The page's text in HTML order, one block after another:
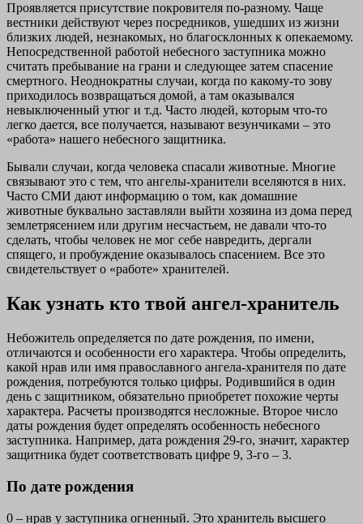
Проявляется присутствие покровителя по-разному. Чаще
вестники действуют через посредников, ушедших из жизни
близких людей, незнакомых, но благосклонных к опекаемому.
Непосредственной работой небесного заступника можно
считать пребывание на грани и следующее затем спасение
смертного. Неоднократны случаи, когда по какому-то зову
приходилось возвращаться домой, а там оказывался
невыключенный утюг и т.д. Часто людей, которым что-то
легко дается, все получается, называют везунчиками – это
«работа» нашего небесного защитника.
Бывали случаи, когда человека спасали животные. Многие
связывают это с тем, что ангелы-хранители вселяются в них.
Часто СМИ дают информацию о том, как домашние
животные буквально заставляли выйти хозяина из дома перед
землетрясением или другим несчастьем, не давали что-то
сделать, чтобы человек не мог себе навредить, дергали
спящего, и пробуждение оказывалось спасением. Все это
свидетельствует о «работе» хранителей.
Как узнать кто твой ангел-хранитель
Небожитель определяется по дате рождения, по имени,
отличаются и особенности его характера. Чтобы определить,
какой нрав или имя православного ангела-хранителя по дате
рождения, потребуются только цифры. Родившийся в один
день с защитником, обязательно приобретет похожие черты
характера. Расчеты производятся несложные. Второе число
даты рождения будет определять особенность небесного
заступника. Например, дата рождения 29-го, значит, характер
защитника будет соответствовать цифре 9, 3-го – 3.
По дате рождения
0 – нрав у заступника огненный. Это хранитель высшего